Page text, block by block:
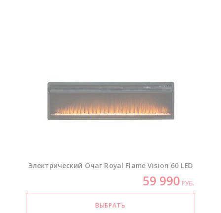
Электрический Очаг Royal Flame Vision 60 LED
59 990 РУБ.